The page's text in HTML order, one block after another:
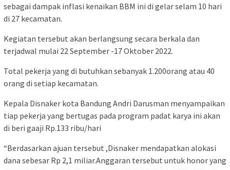
sebagai dampak inflasi kenaikan BBM ini di gelar selam 10 hari
di 27 kecamatan.
Kegiatan tersebut akan berlangsung secara berkala dan
terjadwal mulai 22 September -17 Oktober 2022.
Total pekerja yang di butuhkan sebanyak 1.200orang atau 40
orang di setiap kecamatan.
Kepala Disnaker kota Bandung Andri Darusman menyampaikan
tiap pekerja yang bertugas pada program padat karya ini akan
di beri gaaji Rp.133 ribu/hari
“Berdasarkan ajuan tersebut ,Disnaker mendapatkan alokasi
dana sebesar Rp 2,1 miliar.Anggaran tersebut untuk honor yang